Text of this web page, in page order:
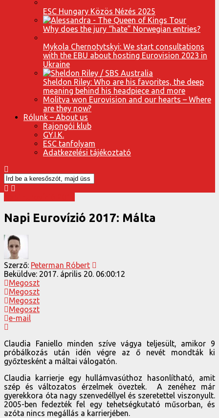
ESC Hungary Közös Nézés 2025
Why does the jury “hate” Norwegian entries?
Mykola Chernotytskyi: We start consultations
with the EBU about hosting Eurovision 2023 in
Ukraine
Sheldon Riley: Who are his favorites, the deep
meaning behind his headpiece and more
Molitva won Eurovision and our hearts – Where
are they now?
Rólunk – About us
Rajongói klub
GY.I.K.
ESC tanfolyam
Adatkezelési tájékoztató
Napi Eurovízió 2017: Málta
Szerző: Peterman Róbert
Beküldve: 2017. április 20. 06:00:12
Megoszt
Megoszt
Megoszt
Megoszt
e-mail
Claudia Faniello minden szíve vágya teljesült, amikor 9
próbálkozás után idén végre az ő nevét mondták ki
győztesként a máltai válogatón.
Claudia karrierje egy hullámvasúthoz hasonlítható, amit
szép és változatos érzelmek öveztek. A zenéhez már
gyerekkora óta nagy szenvedéllyel és szeretettel viszonyult.
2005-ben fedezték fel egy tehetségkutató műsorban, és
azóta nincs megállás a karrierjében.